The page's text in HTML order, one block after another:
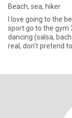
Beach, sea, hiker
I love going to the
sport go to the gym 3 to 4 times
dancing (salsa,
real, don't pretend